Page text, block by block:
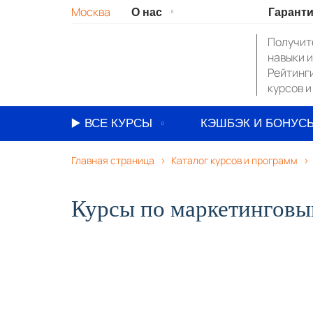
Москва О нас
Вакансии
Реквизиты
навыки
курсов
▶️ ВСЕ КУРСЫ
Курсы по маркетингу
Курсы по дизайну
КЭШБЭК И
Главная страница Каталог курсов и программ
Курсы по